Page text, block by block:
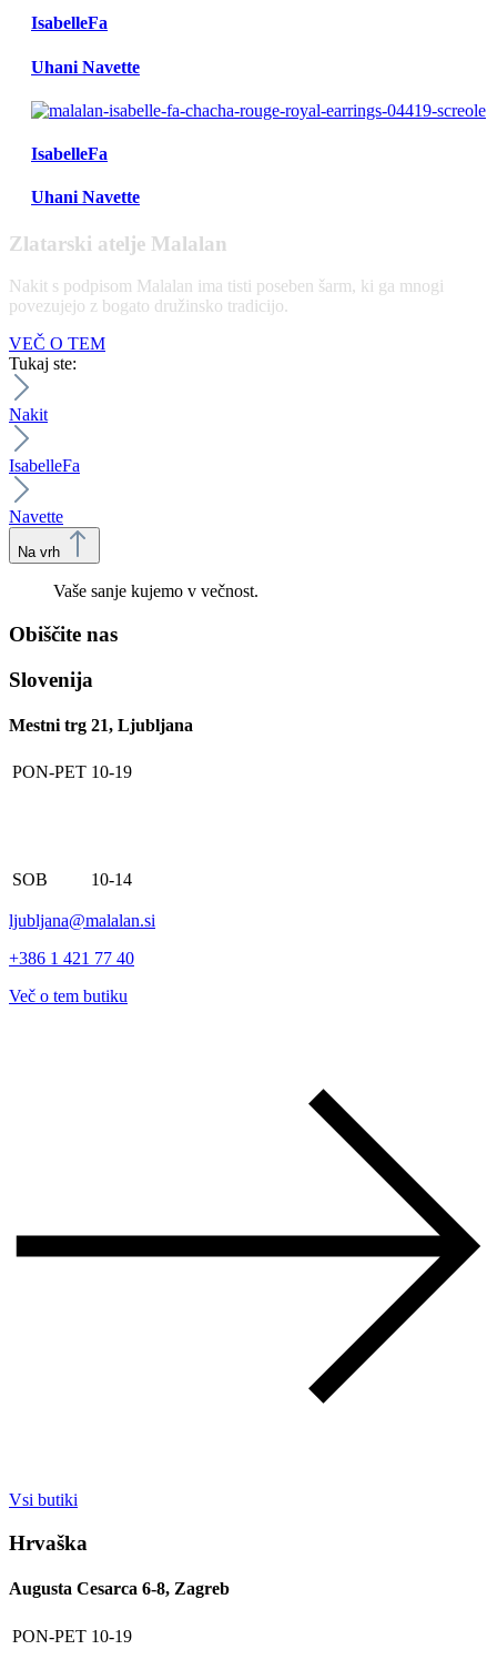
IsabelleFa
Uhani Navette
IsabelleFa
Uhani Navette
Zlatarski atelje Malalan
Nakit s podpisom Malalan ima tisti poseben šarm, ki ga mnogi
povezujejo z bogato družinsko tradicijo.
VEČ O TEM
Tukaj ste:
Nakit
IsabelleFa
Navette
Na vrh
Vaše sanje kujemo v večnost.
Obiščite nas
Slovenija
Mestni trg 21, Ljubljana
PON-PET 10-19
SOB 10-14
ljubljana@malalan.si
+386 1 421 77 40
Več o tem butiku
Vsi butiki
Hrvaška
Augusta Cesarca 6-8, Zagreb
PON-PET 10-19